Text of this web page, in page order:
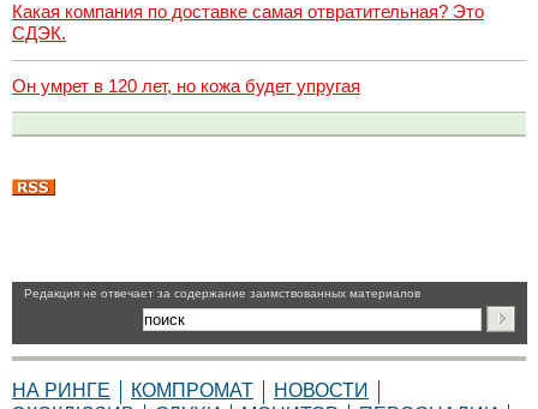
Какая компания по доставке самая отвратительная? Это
СДЭК.
Он умрет в 120 лет, но кожа будет упругая
Pедакция не отвечает за содержание заимствованных материалов
НА РИНГЕ КОМПРОМАТ
НОВОСТИ